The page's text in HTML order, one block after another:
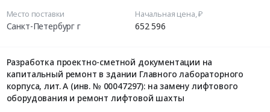
Место поставки
Санкт-Петербург г
Начальная цена, ₽
652 596
Разработка проектно-сметной документации на
капитальный ремонт в здании Главного лабораторного
корпуса, лит. А (инв. № 00047297): на замену лифтового
оборудования и ремонт лифтовой шахты